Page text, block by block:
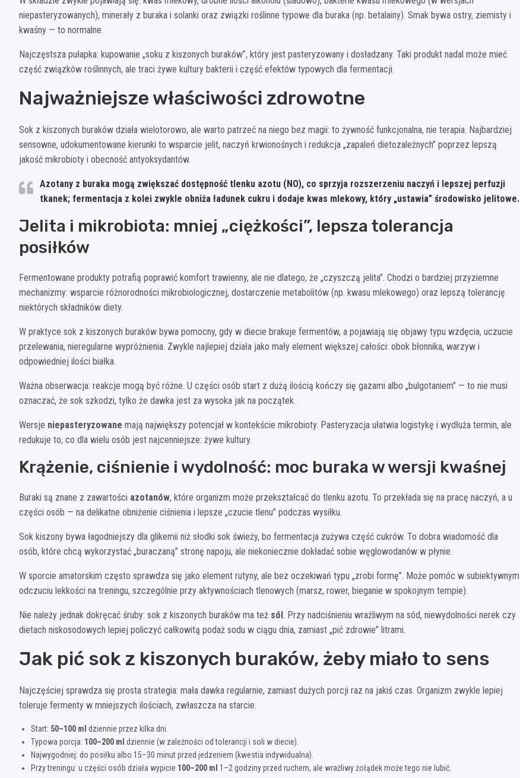
niepasteryzowanych), minerały z buraka i solanki oraz związki roślinne typowe dla buraka (np. betalainy). Smak bywa ostry, ziemisty i
kwaśny — to normalne.
Najczęstsza pułapka: kupowanie „soku z kiszonych buraków”, który jest pasteryzowany i dosładzany. Taki produkt nadal może mieć
część związków roślinnych, ale traci żywe kultury bakterii i część efektów typowych dla fermentacji.
Najważniejsze właściwości zdrowotne
Sok z kiszonych buraków działa wielotorowo, ale warto patrzeć na niego bez magii: to żywność funkcjonalna, nie terapia. Najbardziej
sensowne, udokumentowane kierunki to wsparcie jelit, naczyń krwionośnych i redukcja „zapaleń dietozależnych” poprzez lepszą
jakość mikrobioty i obecność antyoksydantów.
Azotany z buraka mogą zwiększać dostępność tlenku azotu (NO), co sprzyja rozszerzeniu naczyń i lepszej perfuzji
tkanek; fermentacja z kolei zwykle obniża ładunek cukru i dodaje kwas mlekowy, który „ustawia” środowisko jelitowe.
Jelita i mikrobiota: mniej „ciężkości”, lepsza tolerancja
posiłków
Fermentowane produkty potrafią poprawić komfort trawienny, ale nie dlatego, że „czyszczą jelita”. Chodzi o bardziej przyziemne
mechanizmy: wsparcie różnorodności mikrobiologicznej, dostarczenie metabolitów (np. kwasu mlekowego) oraz lepszą tolerancję
niektórych składników diety.
W praktyce sok z kiszonych buraków bywa pomocny, gdy w diecie brakuje fermentów, a pojawiają się objawy typu wzdęcia, uczucie
przelewania, nieregularne wypróżnienia. Zwykle najlepiej działa jako mały element większej całości: obok błonnika, warzyw i
odpowiedniej ilości białka.
Ważna obserwacja: reakcje mogą być różne. U części osób start z dużą ilością kończy się gazami albo „bulgotaniem” — to nie musi
oznaczać, że sok szkodzi, tylko że dawka jest za wysoka jak na początek.
Wersje niepasteryzowane mają największy potencjał w kontekście mikrobioty. Pasteryzacja ułatwia logistykę i wydłuża termin, ale
redukuje to, co dla wielu osób jest najcenniejsze: żywe kultury.
Krążenie, ciśnienie i wydolność: moc buraka w wersji kwaśnej
Buraki są znane z zawartości azotanów, które organizm może przekształcać do tlenku azotu. To przekłada się na pracę naczyń, a u
części osób — na delikatne obniżenie ciśnienia i lepsze „czucie tlenu” podczas wysiłku.
Sok kiszony bywa łagodniejszy dla glikemii niż słodki sok świeży, bo fermentacja zużywa część cukrów. To dobra wiadomość dla
osób, które chcą wykorzystać „buraczaną” stronę napoju, ale niekoniecznie dokładać sobie węglowodanów w płynie.
W sporcie amatorskim często sprawdza się jako element rutyny, ale bez oczekiwań typu „zrobi formę”. Może pomóc w subiektywnym
odczuciu lekkości na treningu, szczególnie przy aktywnościach tlenowych (marsz, rower, bieganie w spokojnym tempie).
Nie należy jednak dokręcać śruby: sok z kiszonych buraków ma też sól. Przy nadciśnieniu wrażliwym na sód, niewydolności nerek czy
dietach niskosodowych lepiej policzyć całkowitą podaż sodu w ciągu dnia, zamiast „pić zdrowie” litrami.
Jak pić sok z kiszonych buraków, żeby miało to sens
Najczęściej sprawdza się prosta strategia: mała dawka regularnie, zamiast dużych porcji raz na jakiś czas. Organizm zwykle lepiej
toleruje fermenty w mniejszych ilościach, zwłaszcza na starcie.
Start: 50–100 ml dziennie przez kilka dni.
Typowa porcja: 100–200 ml dziennie (w zależności od tolerancji i soli w diecie).
Najwygodniej: do posiłku albo 15–30 minut przed jedzeniem (kwestia indywidualna).
Przy treningu: u części osób działa wypicie 100–200 ml 1–2 godziny przed ruchem, ale wrażliwy żołądek może tego nie lubić.